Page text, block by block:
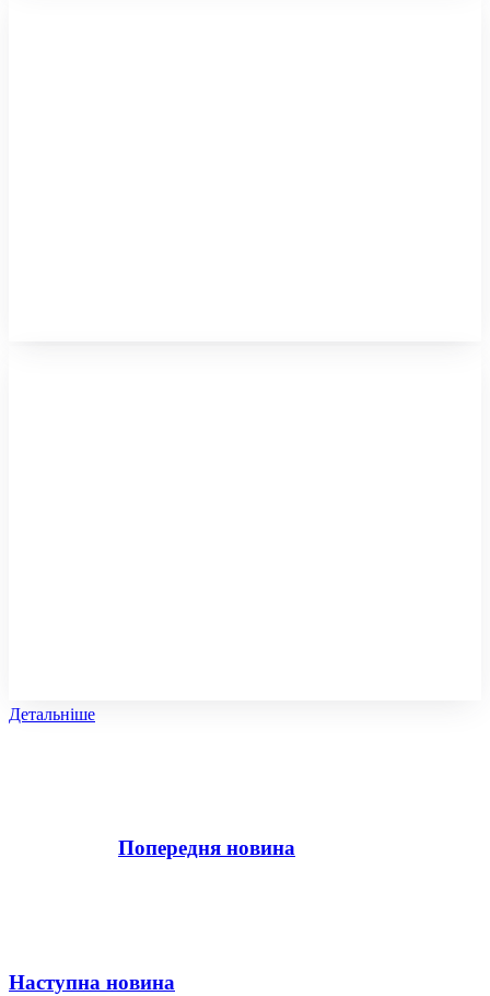
Детальніше
Попередня новина
Наступна новина